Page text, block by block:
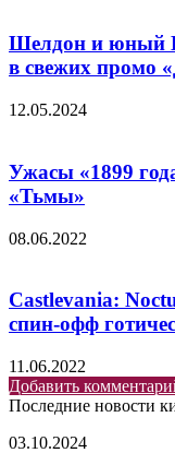
Шелдон и юный
в свежих промо
12.05.2024
Ужасы «1899
«Тьмы»
08.06.2022
Castlevania:
спин-офф
11.06.2022
Добавить
Последние новости
«Слово
03.10.2024